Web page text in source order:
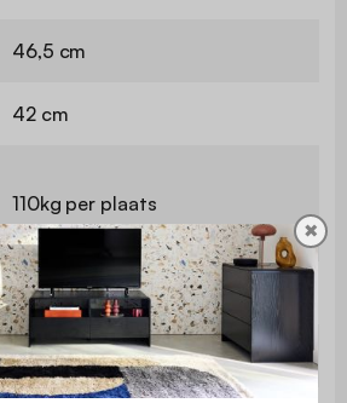
46,5 cm
42 cm
110kg per plaats
Binnen
2 jaar
✖